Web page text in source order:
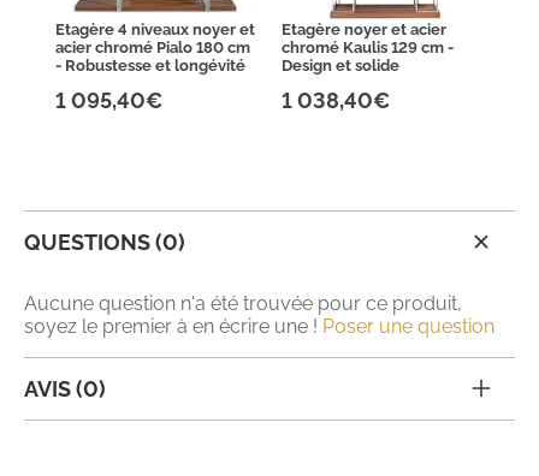
Etagère 4 niveaux noyer et
acier chromé Pialo 180 cm
- Robustesse et longévité
1 095,40€
Etagère noyer et acier
chromé Kaulis 129 cm -
Design et solide
1 038,40€
QUESTIONS (0)
Aucune question n'a été trouvée pour ce produit,
soyez le premier à en écrire une ! Poser une question
AVIS (0)